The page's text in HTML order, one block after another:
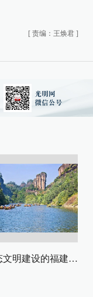
[ 责编：王焕君 ]
数字生态文明建设的福建路径与启示